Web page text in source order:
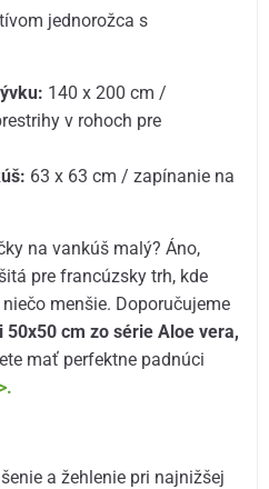
jednorožca s
140 x 200 cm /
v rohoch pre
63 x 63 cm / zapínanie na
na vankúš malý? Áno,
pre francúzsky trh, kde
menšie. Doporučujeme
50x50 cm zo série Aloe vera,
mať perfektne padnúci
a žehlenie pri najnižšej